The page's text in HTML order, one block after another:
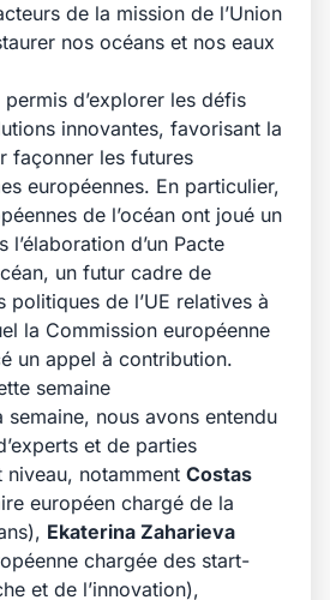
de la mission de l’Union
nos océans et nos eaux
d’explorer les défis
innovantes, favorisant la
façonner les futures
européennes. En particulier,
de l’océan ont joué un
l’élaboration d’un Pacte
un futur cadre de
politiques de l’UE relatives à
la Commission européenne
un appel à contribution.
semaine
nous avons entendu
et de parties
niveau, notamment Costas
européen chargé de la
Ekaterina Zaharieva
chargée des start-
et de l’innovation),